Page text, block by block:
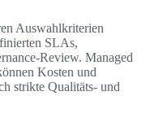
Auswahlkriterien
SLAs,
Managed
Kosten und
strikte Qualitäts‑ und